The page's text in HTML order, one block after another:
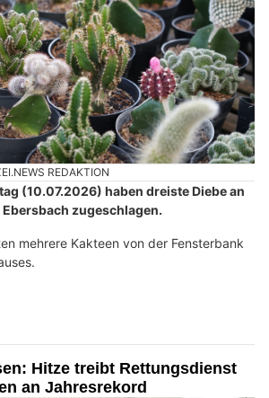
REDAKTION
(10.07.2026) haben dreiste Diebe an
zugeschlagen.
mehrere Kakteen von der Fensterbank
Hitze treibt Rettungsdienst
an Jahresrekord